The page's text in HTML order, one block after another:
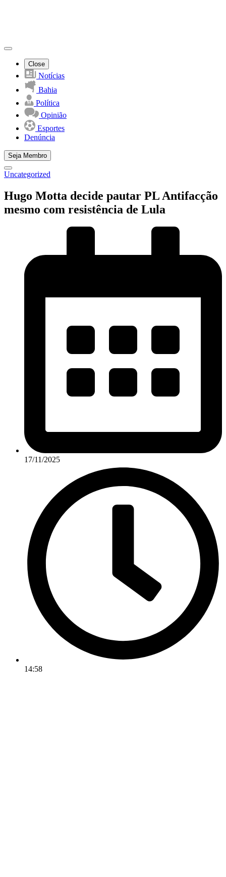
Close
Notícias
Bahia
Política
Opinião
Esportes
Denúncia
Seja Membro
Uncategorized
Hugo Motta decide pautar PL Antifacção
mesmo com resistência de Lula
17/11/2025
14:58